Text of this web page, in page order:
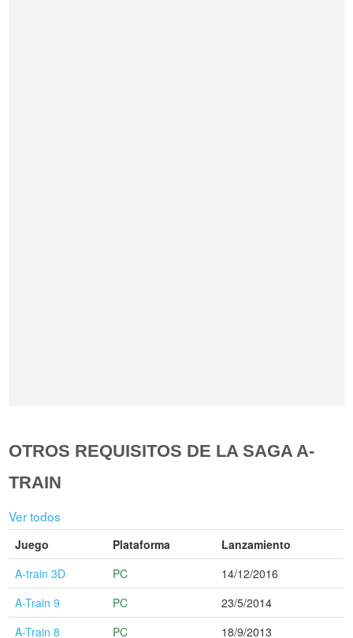
OTROS REQUISITOS DE LA SAGA A-
TRAIN
Ver todos
Juego Plataforma
Lanzamiento
A-train 3D
PC
14/12/2016
A-Train 9
PC
23/5/2014
A-Train 8
PC 18/9/2013